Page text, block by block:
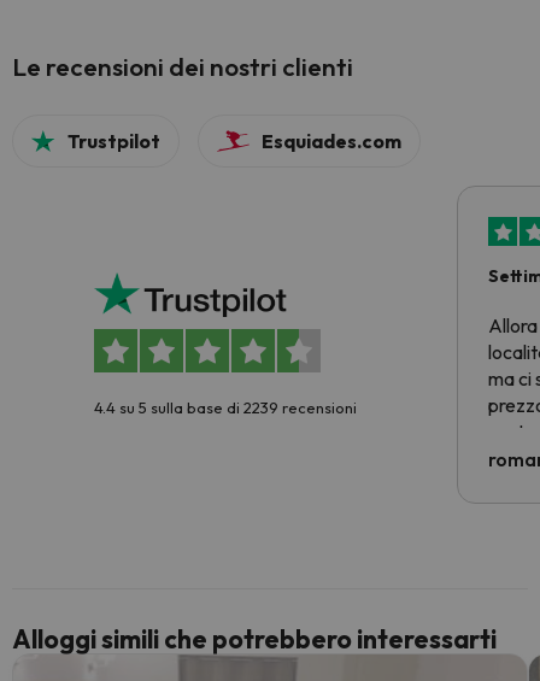
Le recensioni dei nostri clienti
Trustpilot Esquiades.com
4.4 su 5 sulla base di 2239 recensioni
Allora
ma ci
Alloggi simili che potrebbero interessarti